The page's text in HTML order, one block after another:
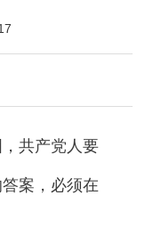
共产党人要
案，必须在